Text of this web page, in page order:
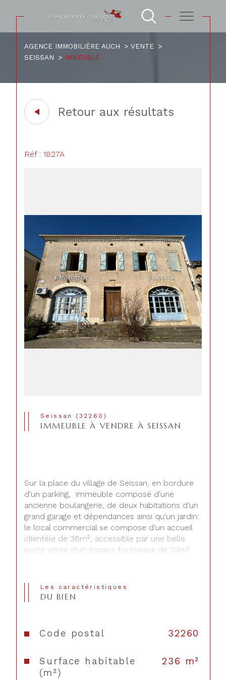
AGENCE IMMOBILIÈRE AUCH
VENTE
SEISSAN
IMMEUBLE
Retour aux résultats
Réf : 1827A
Seissan (32260)
IMMEUBLE À VENDRE À SEISSAN
Sur la place du village de Seissan, en bordure
d'un parking,  immeuble composé d'une
ancienne boulangerie, de deux habitations d'un
grand garage et dépendances ainsi qu'un jardin:
le local commercial se compose d'un accueil
clientèle de 36m², accessible par une belle
porte vitrée d'un espace fourneaux de 33m²
composé  d' une cuisine avec cheminée, , à
l'étage 3 chambres de 20 à 30m², un bureau,
salle de bains et wc séparés. A l'arrière grande
deux niveaux avec porte de garage et A
l'exterieur vous profiterez d'un jardin agréable
L'appartement indpendant avec compteurs
Les caractéristiques
DU BIEN
Code postal 32260
Surface habitable
(m²)
236 m²